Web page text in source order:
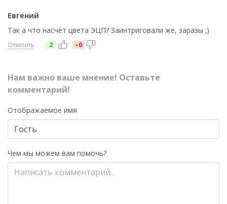
Евгений
Так а что насчёт цвета ЭЦП? Заинтриговали же, заразы ;)
Ответить 2 –0
Нам важно ваше мнение! Оставьте
комментарий!
Отображаемое имя
Чем мы можем вам помочь?